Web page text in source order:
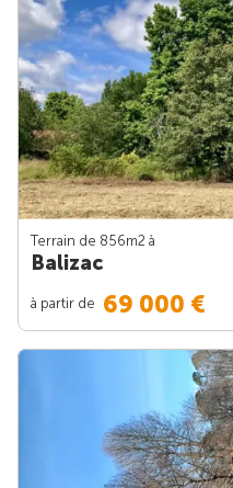
Terrain de 856m2 à
Balizac
à partir de 69 000 €